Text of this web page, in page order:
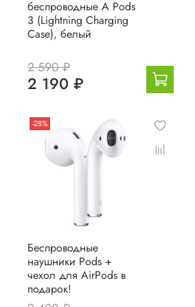
беспроводные A Pods
3 (Lightning Charging
Case), белый
2 590 ₽
2 190 ₽
-28%
Беспроводные
наушники Pods +
чехол для AirPods в
подарок!